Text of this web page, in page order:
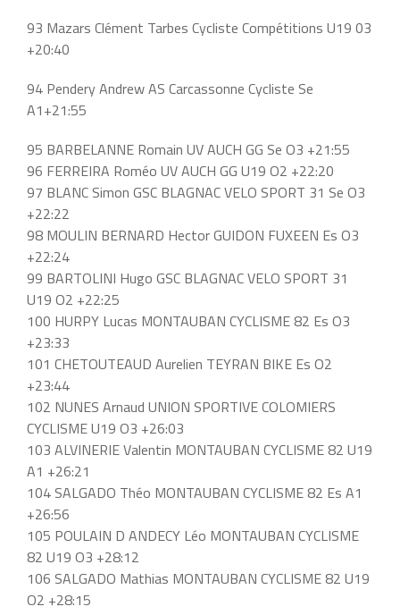
93 Mazars Clément Tarbes Cycliste Compétitions U19 03
+20:40
94 Pendery Andrew AS Carcassonne Cycliste Se
A1+21:55
95 BARBELANNE Romain UV AUCH GG Se O3 +21:55
96 FERREIRA Roméo UV AUCH GG U19 O2 +22:20
97 BLANC Simon GSC BLAGNAC VELO SPORT 31 Se O3
+22:22
98 MOULIN BERNARD Hector GUIDON FUXEEN Es O3
+22:24
99 BARTOLINI Hugo GSC BLAGNAC VELO SPORT 31
U19 O2 +22:25
100 HURPY Lucas MONTAUBAN CYCLISME 82 Es O3
+23:33
101 CHETOUTEAUD Aurelien TEYRAN BIKE Es O2
+23:44
102 NUNES Arnaud UNION SPORTIVE COLOMIERS
CYCLISME U19 O3 +26:03
103 ALVINERIE Valentin MONTAUBAN CYCLISME 82 U19
A1 +26:21
104 SALGADO Théo MONTAUBAN CYCLISME 82 Es A1
+26:56
105 POULAIN D ANDECY Léo MONTAUBAN CYCLISME
82 U19 O3 +28:12
106 SALGADO Mathias MONTAUBAN CYCLISME 82 U19
O2 +28:15